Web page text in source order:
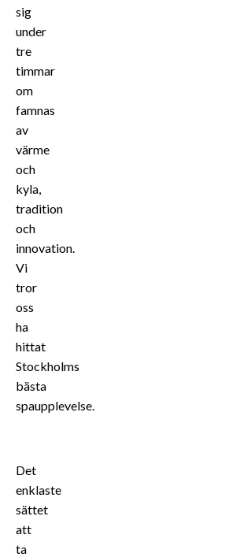
sig
under
tre
timmar
om
famnas
av
värme
och
kyla,
tradition
och
innovation.
Vi
tror
oss
ha
hittat
Stockholms
bästa
spaupplevelse.
Det
enklaste
sättet
att
ta